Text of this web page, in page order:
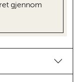
gjennom